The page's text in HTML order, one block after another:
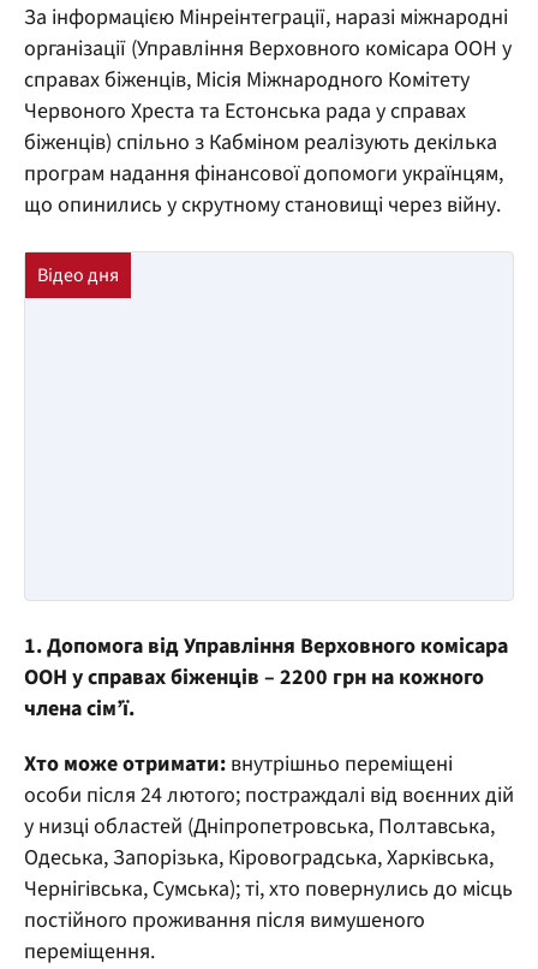
За інформацією Мінреінтеграції, наразі міжнародні
організації (Управління Верховного комісара ООН у
справах біженців, Місія Міжнародного Комітету
Червоного Хреста та Естонська рада у справах
біженців) спільно з Кабміном реалізують декілька
програм надання фінансової допомоги українцям,
що опинились у скрутному становищі через війну.
1. Допомога від Управління Верховного комісара
ООН у справах біженців – 2200 грн на кожного
члена сім’ї.
Хто може отримати: внутрішньо переміщені
особи після 24 лютого; постраждалі від воєнних дій
у низці областей (Дніпропетровська, Полтавська,
Одеська, Запорізька, Кіровоградська, Харківська,
Чернігівська, Сумська); ті, хто повернулись до місць
постійного проживання після вимушеного
переміщення.